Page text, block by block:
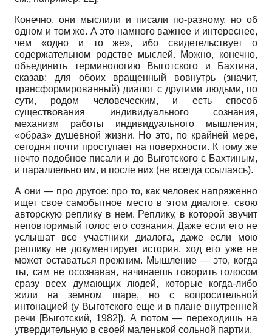
Конечно, они мыслили и писали по-разному, но об
одном и том же. А это намного важнее и интереснее,
чем «одно и то же», ибо свидетельствует о
содержательном родстве мыслей. Можно, конечно,
объединить терминологию Выготского и Бахтина,
сказав: для обоих вращенный вовнутрь (значит,
трансформированный) диалог с другими людьми, по
сути, родом человеческим, и есть способ
существования индивидуального сознания,
механизм работы индивидуального мышления,
«образ» душевной жизни. Но это, по крайней мере,
сегодня почти проступает на поверхности. К тому же
нечто подобное писали и до Выготского с Бахтиным,
и параллельно им, и после них (не всегда ссылаясь).
А они — про другое: про то, как человек напряженно
ищет свое самобытное место в этом диалоге, свою
авторскую реплику в нем. Реплику, в которой звучит
неповторимый голос его сознания. Даже если его не
услышат все участники диалога, даже если мою
реплику не документирует история, ход его уже не
может оставаться прежним. Мышление —это, когда
ты, сам не осознавая, начинаешь говорить голосом
сразу всех думающих людей, которые когда-либо
жили на земном шаре, но с вопросительной
интонацией (у Выготского еще и в плане внутренней
речи [Выготский, 1982]). А потом — переходишь на
утвердительную в своей маленькой сольной партии.